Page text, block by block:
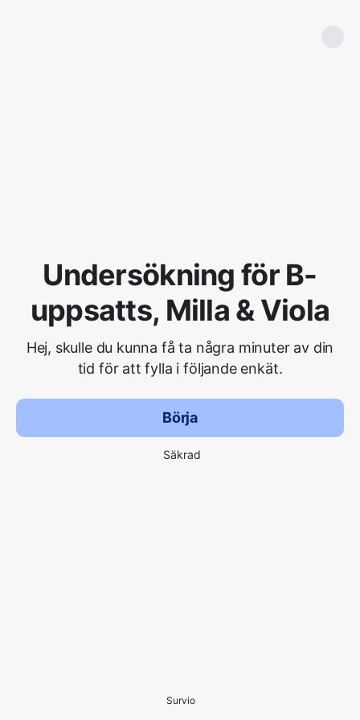
Undersökning för B-
uppsatts, Milla & Viola
Hej, skulle du kunna få ta några minuter av din
tid för att fylla i följande enkät.
Börja
Säkrad
Survio